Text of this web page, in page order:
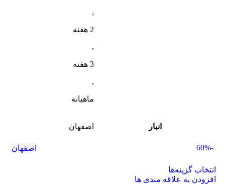
,
2 هفته
,
3 هفته
,
ماهیانه
انبار اصفهان
-60% اصفهان
انتخاب گزینه‌ها
افزودن به علاقه مندی ها